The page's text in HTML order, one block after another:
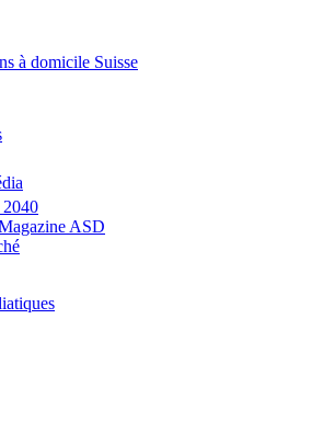
à domicile Suisse
ASD